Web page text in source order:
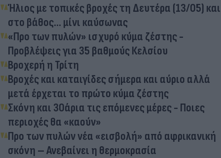
Ήλιος με τοπικές βροχές τη Δευτέρα (13/05) και
στο βάθος... μίνι καύσωνας
«Προ των πυλών» ισχυρό κύμα ζέστης -
Προβλέψεις για 35 βαθμούς Κελσίου
Βροχερή η Τρίτη
Βροχές και καταιγίδες σήμερα και αύριο αλλά
μετά έρχεται το πρώτο κύμα ζέστης
Σκόνη και 30άρια τις επόμενες μέρες - Ποιες
περιοχές θα «καούν»
Προ των πυλών νέα «εισβολή» από αφρικανική
σκόνη – Ανεβαίνει η θερμοκρασία